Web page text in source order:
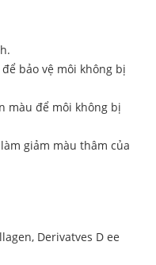
bảo vệ môi không bị
màu để môi không bị
giảm màu thâm của
Derivatves D ee